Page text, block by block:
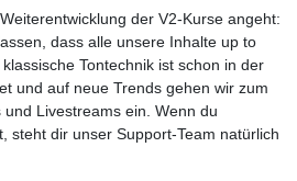
der V2-Kurse angeht:
dass alle unsere Inhalte up to
Tontechnik ist schon in der
und auf neue Trends gehen wir zum
Livestreams ein. Wenn du
steht dir unser Support-Team natürlich